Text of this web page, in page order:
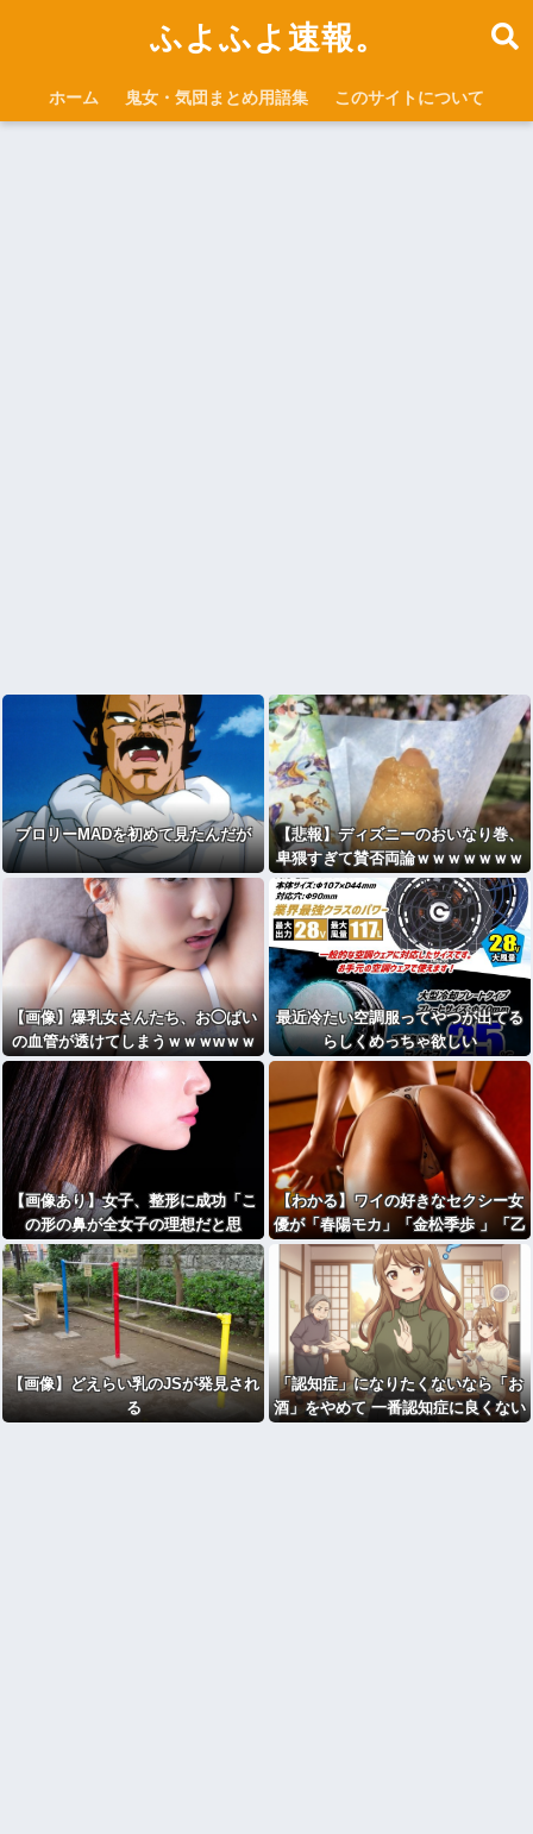
ふよふよ速報。
ホーム 鬼女・気団まとめ用語集 このサイトについて
ブロリーMADを初めて見たんだが
【悲報】ディズニーのおいなり巻、
卑猥すぎて賛否両論ｗｗｗｗｗｗｗ
ｗ
【画像】爆乳女さんたち、お◯ぱい
の血管が透けてしまうｗｗｗwｗｗ
ｗｗｗｗｗｗ
最近冷たい空調服ってやつが出てる
らしくめっちゃ欲しい
【画像あり】女子、整形に成功「こ
の形の鼻が全女子の理想だと思
う！！」⇒！
【わかる】ワイの好きなセクシー女
優が「春陽モカ」「金松季歩 」「乙
アリス」なんやけど
【画像】どえらい乳のJSが発見され
る
「認知症」になりたくないなら「お
酒」をやめて 一番認知症に良くない